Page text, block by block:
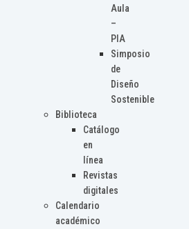
Aula
–
PIA
Simposio
de
Diseño
Sostenible
Biblioteca
Catálogo
en
línea
Revistas
digitales
Calendario
académico